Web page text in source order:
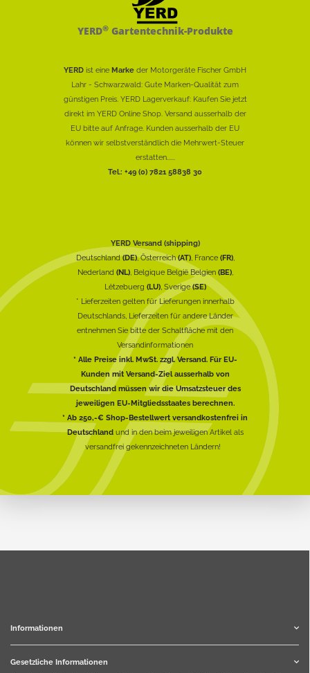
YERD®Gartentechnik-Produkte
YERD ist eine Marke der Motorgeräte Fischer GmbH
Lahr - Schwarzwald: Gute Marken-Qualität zum
günstigen Preis. YERD Lagerverkauf: Kaufen Sie jetzt
direkt im YERD Online Shop. Versand ausserhalb der
EU bitte auf Anfrage. Kunden ausserhalb der EU
können wir selbstverständlich die Mehrwert-Steuer
erstatten......
Tel.: +49 (0) 7821 58838 30
YERD Versand (shipping)
Deutschland(DE), Österreich(AT), France (FR),
Nederland (NL), Belgique België Belgien (BE),
Lëtzebuerg (LU), Sverige(SE)
* Lieferzeiten gelten für Lieferungen innerhalb
Deutschlands, Lieferzeiten für andere Länder
entnehmen Sie bitte der Schaltfläche mit den
Versandinformationen
* Alle Preise inkl. MwSt. zzgl. Versand. Für EU-
Kunden mit Versand-Ziel ausserhalb von
Deutschland müssen wir die Umsatzsteuer des
jeweiligen EU-Mitgliedsstaates berechnen.
* Ab 250,-€ Shop-Bestellwert versandkostenfrei in
Deutschlandund in den beim jeweiligen Artikel als
versandfrei gekennzeichneten Ländern!
Informationen
Gesetzliche Informationen